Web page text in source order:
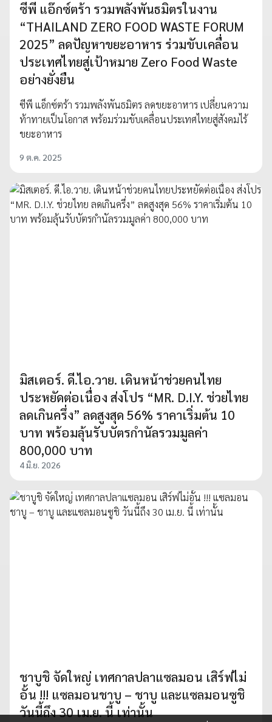
ซีพี แอ๊กซ์ตร้า รวมพลังพันธมิตรในงาน
“THAILAND ZERO FOOD WASTE FORUM
2025” ลดปัญหาขยะอาหาร ร่วมขับเคลื่อน
ประเทศไทยสู่เป้าหมาย Zero Food Waste
อย่างยั่งยืน
ซีพี แอ็กซ์ตร้า รวมพลังพันธมิตร ลดขยะอาหาร เปลี่ยนความ
ท้าทายเป็นโอกาส พร้อมร่วมขับเคลื่อนประเทศไทยสู่สังคมไร้
ขยะอาหาร
9 ต.ค. 2025
มิสเตอร์. ดี.ไอ.วาย. เดินหน้าช่วยคนไทย
ประหยัดต่อเนื่อง ส่งโปร “MR. D.I.Y. ช่วยไทย
ลดเกินครึ่ง” ลดสูงสุด 56% ราคาเริ่มต้น 10
บาท พร้อมลุ้นรับบัตรกำนัลรวมมูลค่า
800,000 บาท
4 มิ.ย. 2026
ชาบูชิ จัดใหญ่ เทศกาลปลาแซลมอน เสิร์ฟไม่
อั้น !!! แซลมอนชาบู – ชาบู และแซลมอนซูชิ
วันนี้ถึง 30 เม.ย. นี้ เท่านั้น